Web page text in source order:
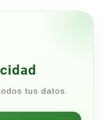
tus datos.